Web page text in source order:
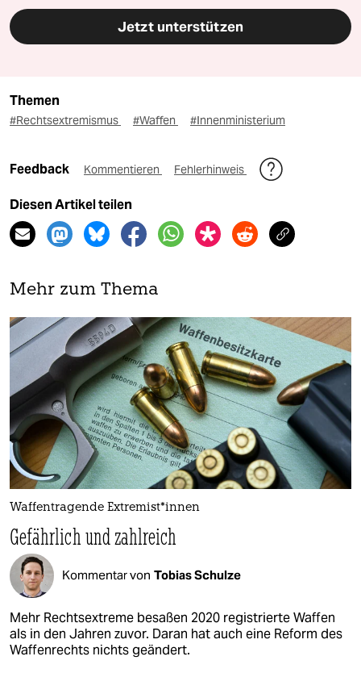
Jetzt unterstützen
Themen
#Rechtsextremismus #Waffen #Innenministerium
Feedback Kommentieren Fehlerhinweis
Diesen Artikel teilen
Mehr zum Thema
Waffentragende Ex­tre­mis­t*in­nen
Gefährlich und zahlreich
Kommentar von Tobias Schulze
Mehr Rechtsextreme besaßen 2020 registrierte Waffen
als in den Jahren zuvor. Daran hat auch eine Reform des
Waffenrechts nichts geändert.